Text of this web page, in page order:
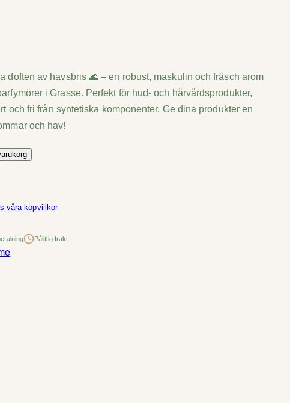
doften av havsbris 🌊 – en robust, maskulin och fräsch arom
i Grasse. Perfekt för hud- och hårvårdsprodukter,
och fri från syntetiska komponenter. Ge dina produkter en
och hav!
våra köpvillkor
Pålitlig frakt